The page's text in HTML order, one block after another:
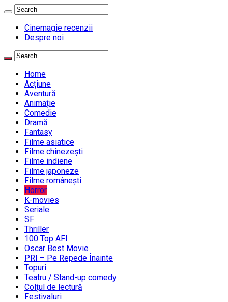
Cinemagie recenzii
Despre noi
Home
Acțiune
Aventură
Animație
Comedie
Dramă
Fantasy
Filme asiatice
Filme chinezești
Filme indiene
Filme japoneze
Filme românești
Horror
K-movies
Seriale
SF
Thriller
100 Top AFI
Oscar Best Movie
PRI – Pe Repede Înainte
Topuri
Teatru / Stand-up comedy
Colțul de lectură
Festivaluri